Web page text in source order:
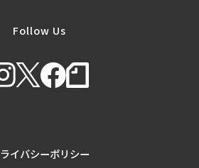
Follow Us
イバシーポリシー